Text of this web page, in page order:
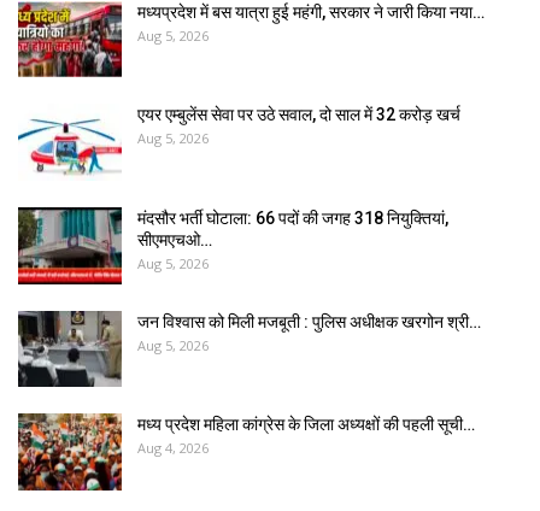
मध्यप्रदेश में बस यात्रा हुई महंगी, सरकार ने जारी किया नया…
Aug 5, 2026
एयर एम्बुलेंस सेवा पर उठे सवाल, दो साल में ₹32 करोड़ खर्च
Aug 5, 2026
मंदसौर भर्ती घोटाला: 66 पदों की जगह 318 नियुक्तियां,
सीएमएचओ…
Aug 5, 2026
जन विश्वास को मिली मजबूती : पुलिस अधीक्षक खरगोन श्री…
Aug 5, 2026
मध्य प्रदेश महिला कांग्रेस के जिला अध्यक्षों की पहली सूची…
Aug 4, 2026